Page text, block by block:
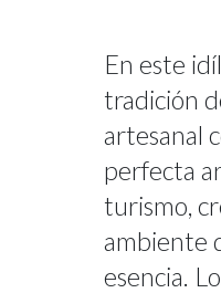
En este
tradición
artesanal
perfecta
turismo,
ambiente
esencia.